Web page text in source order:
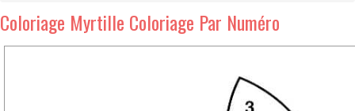
Coloriage Myrtille Coloriage Par Numéro